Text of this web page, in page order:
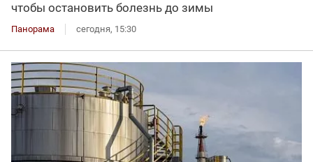
чтобы остановить болезнь до зимы
Панорама сегодня, 15:30